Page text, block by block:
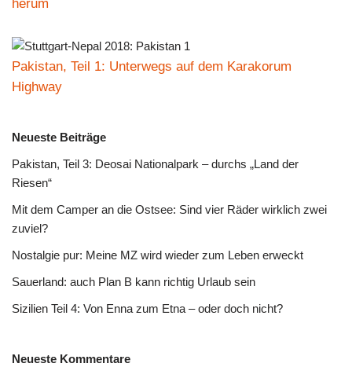
herum
Pakistan, Teil 1: Unterwegs auf dem Karakorum
Highway
Neueste Beiträge
Pakistan, Teil 3: Deosai Nationalpark – durchs „Land der
Riesen“
Mit dem Camper an die Ostsee: Sind vier Räder wirklich zwei
zuviel?
Nostalgie pur: Meine MZ wird wieder zum Leben erweckt
Sauerland: auch Plan B kann richtig Urlaub sein
Sizilien Teil 4: Von Enna zum Etna – oder doch nicht?
Neueste Kommentare